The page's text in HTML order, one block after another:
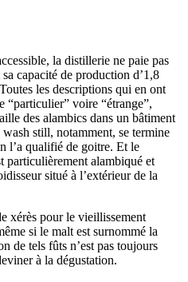
la distillerie ne paie pas
capacité de production d’1,8
les descriptions qui en ont
“particulier” voire “étrange”,
des alambics dans un bâtiment
still, notamment, se termine
l’a qualifié de goitre. Et le
particulièrement alambiqué et
situé à l’extérieur de la
xérès pour le vieillissement
si le malt est surnommé la
de tels fûts n’est pas toujours
à la dégustation.